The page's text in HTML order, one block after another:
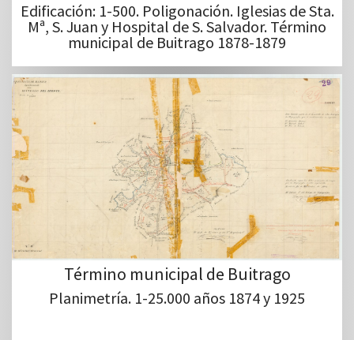
Edificación: 1-500. Poligonación. Iglesias de Sta.
Mª, S. Juan y Hospital de S. Salvador. Término
municipal de Buitrago 1878-1879
Término municipal de Buitrago
Planimetría. 1-25.000 años 1874 y 1925